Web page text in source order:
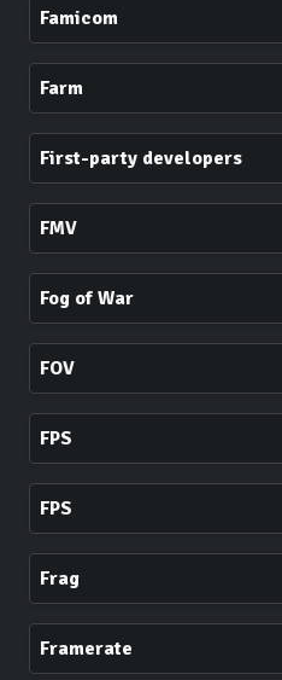
Famicom
Farm
First-party developers
FMV
Fog of War
FOV
FPS
FPS
Frag
Framerate